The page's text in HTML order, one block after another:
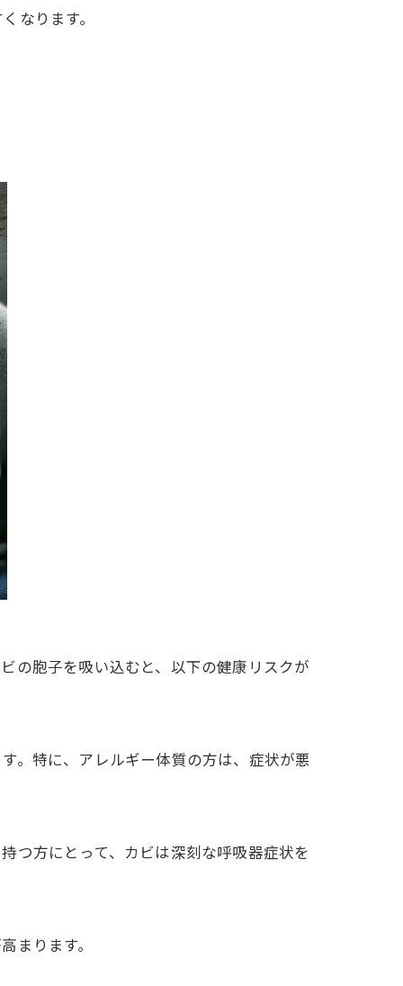
なります。
の胞子を吸い込むと、以下の健康リスクが
。特に、アレルギー体質の方は、症状が悪
つ方にとって、カビは深刻な呼吸器症状を
まります。